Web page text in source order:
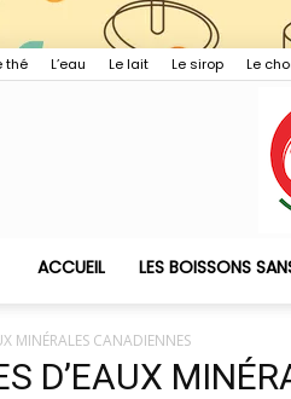
thé L’eau Le lait Le sirop Le
ACCUEIL LES BOISSONS
MINÉRALES CANADIENNES
D’EAUX